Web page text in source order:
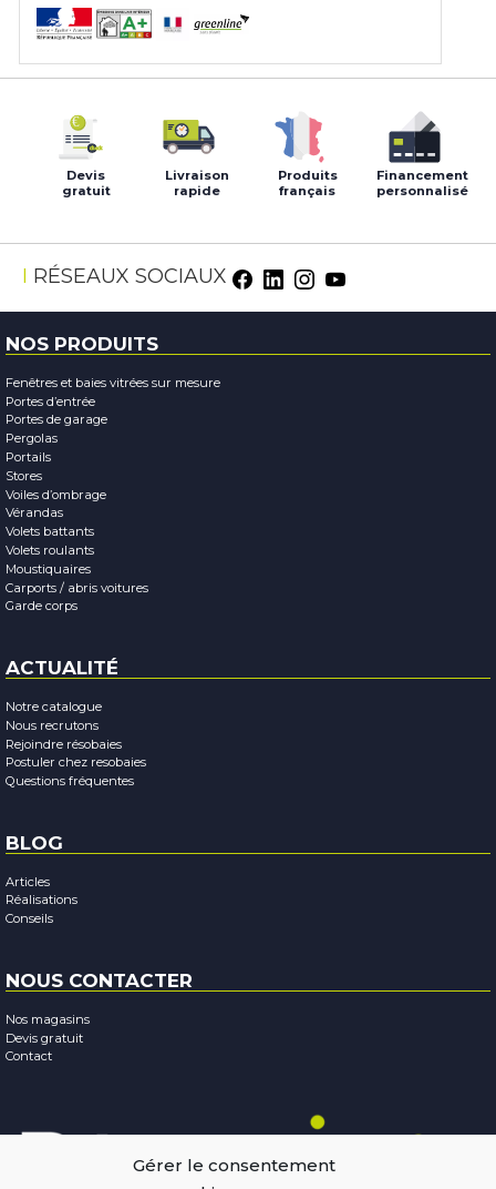
Gérer le consentement
Devis
gratuit
Livraison
rapide
Produits
français
Financement
personnalisé
RÉSEAUX SOCIAUX Facebook
LinkedIn
Instagram
Youtube
NOS PRODUITS
Fenêtres et baies vitrées sur mesure
Portes d’entrée
Portes de garage
Pergolas
Portails
Stores
Voiles d’ombrage
Vérandas
Volets battants
Volets roulants
Moustiquaires
Carports / abris voitures
Garde corps
ACTUALITÉ
Notre catalogue
Nous recrutons
Rejoindre résobaies
Postuler chez resobaies
Questions fréquentes
BLOG
Articles
Réalisations
Conseils
NOUS CONTACTER
Nos magasins
Devis gratuit
Contact